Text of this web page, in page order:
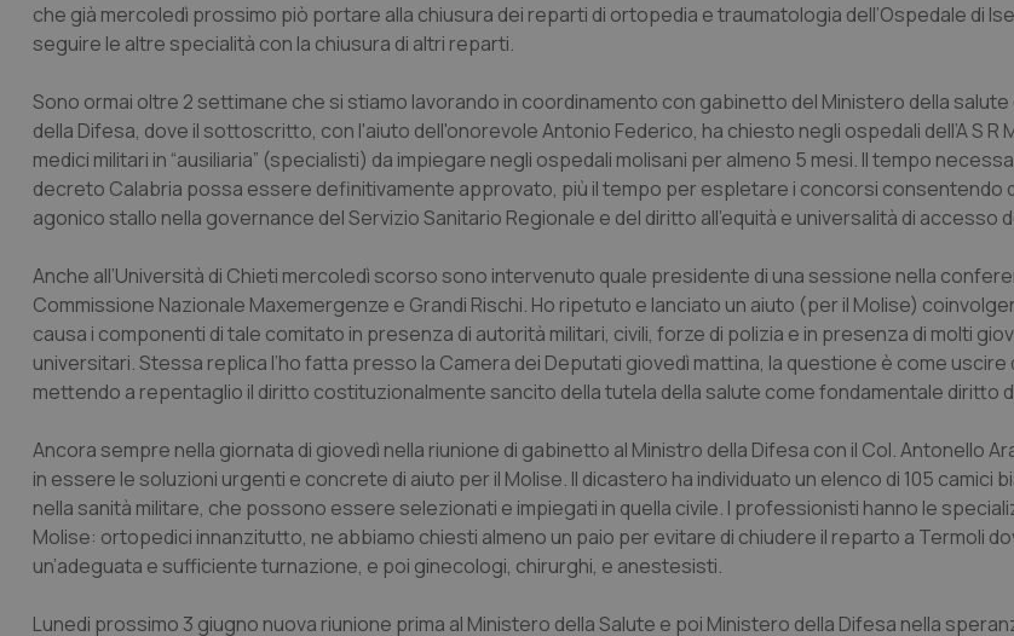
che già mercoledì prossimo piò portare alla chiusura dei reparti di ortopedia e traumatologia dell’Ospedale di
seguire le altre specialità con la chiusura di altri reparti.
Sono ormai oltre 2 settimane che si stiamo lavorando in coordinamento con gabinetto del Ministero della salute
della Difesa, dove il sottoscritto, con l'aiuto dell'onorevole Antonio Federico, ha chiesto negli ospedali dell’A S R
medici militari in “ausiliaria” (specialisti) da impiegare negli ospedali molisani per almeno 5 mesi. Il tempo
decreto Calabria possa essere definitivamente approvato, più il tempo per espletare i concorsi consentendo
agonico stallo nella governance del Servizio Sanitario Regionale e del diritto all’equità e universalità di accesso
Anche all’Università di Chieti mercoledì scorso sono intervenuto quale presidente di una sessione nella
Commissione Nazionale Maxemergenze e Grandi Rischi. Ho ripetuto e lanciato un aiuto (per il Molise)
causa i componenti di tale comitato in presenza di autorità militari, civili, forze di polizia e in presenza di molti
universitari. Stessa replica l’ho fatta presso la Camera dei Deputati giovedì mattina, la questione è come
mettendo a repentaglio il diritto costituzionalmente sancito della tutela della salute come fondamentale diritto
Ancora sempre nella giornata di giovedì nella riunione di gabinetto al Ministro della Difesa con il Col. Antonello
in essere le soluzioni urgenti e concrete di aiuto per il Molise. Il dicastero ha individuato un elenco di 105 camici
nella sanità militare, che possono essere selezionati e impiegati in quella civile. I professionisti hanno le
Molise: ortopedici innanzitutto, ne abbiamo chiesti almeno un paio per evitare di chiudere il reparto a Termoli
un’adeguata e sufficiente turnazione, e poi ginecologi, chirurghi, e anestesisti.
Lunedi prossimo 3 giugno nuova riunione prima al Ministero della Salute e poi Ministero della Difesa nella